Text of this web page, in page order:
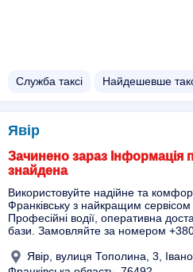
Служба таксі Найдешевше
Явір
Зачинено зараз Інформація
знайдена
Використовуйте надійне та
Франківську з найкращим
Професійні водії, оперативна
бази. Замовляйте за номером
Явір, вулиця Тополина, 3,